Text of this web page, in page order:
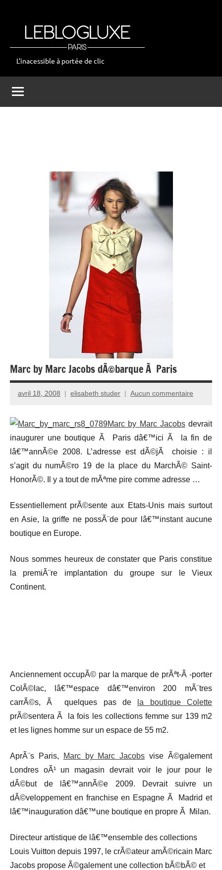
leblogluxe
L'inacessible à portée de clic
Marc by Marc Jacobs dÃ©barque Ã Paris
avril 18, 2008 elisabeth studer Aucun commentaire
Marc by Marc Jacobsdevrait
inaugurer une boutique Ã Paris dâ€™ici Ã la fin de
lâ€™annÃ©e 2008. L’adresse est dÃ©jÃ choisie : il
s’agit du numÃ©ro 19 de la place du MarchÃ© Saint-
HonorÃ©. Il y a tout de mÃªme pire comme adresse …
Essentiellement prÃ©sente aux Etats-Unis mais surtout
en Asie, la griffe ne possÃ¨de pour lâ€™instant aucune
boutique en Europe.
Nous sommes heureux de constater que Paris constitue
la premiÃ¨re implantation du groupe sur le Vieux
Continent.
Anciennement occupÃ© par la marque de prÃªt-Ã -porter
ColÃ©lac, lâ€™espace dâ€™environ 200 mÃ¨tres
carrÃ©s, Ã quelques pas de
la boutique Colette
prÃ©sentera Ã la fois les collections femme sur 139 m2
et les lignes homme sur un espace de 55 m2.
AprÃ¨s Paris, Marc by Marc Jacobs vise Ã©galement
Londres oÃ¹ un magasin devrait voir le jour pour le
dÃ©but de lâ€™annÃ©e 2009. Devrait suivre un
dÃ©veloppement en franchise en Espagne Ã Madrid et
lâ€™inauguration dâ€™une boutique en propre Ã Milan.
Directeur artistique de lâ€™ensemble des collections
Louis Vuitton depuis 1997, le crÃ©ateur amÃ©ricain Marc
Jacobs propose Ã©galement une collection bÃ©bÃ© et